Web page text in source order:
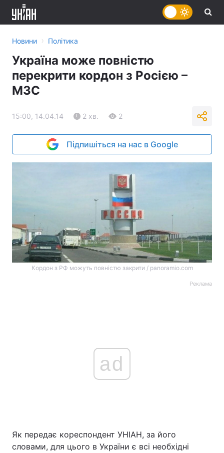
Новини › Політика
Україна може повністю
перекрити кордон з Росією –
МЗС
15:00, 14.04.14 2 хв. 2
Підпишіться на нас в Google
Кордон з РФ можуть повністю закрити / panoramio.com
Реклама
ad
Як передає кореспондент УНІАН, за його
словами, для цього в України є всі необхідні